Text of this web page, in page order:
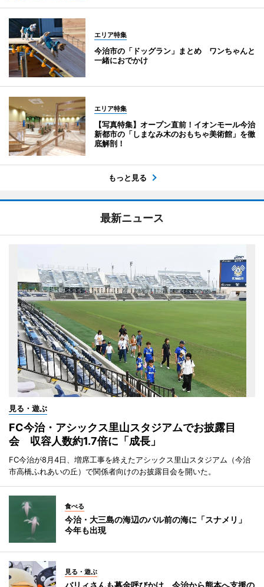
エリア特集
今治市の「ドッグラン」まとめ ワンちゃんと
一緒におでかけ
エリア特集
【写真特集】オープン直前！イオンモール今治
新都市の「しまなみ木のおもちゃ美術館」を徹
底解剖！
もっと見る
最新ニュース
見る・遊ぶ
FC今治・アシックス里山スタジアムでお披露目
会 収容人数約1.7倍に「成長」
FC今治が8月4日、増席工事を終えたアシックス里山スタジアム（今治
市高橋ふれあいの丘）で関係者向けのお披露目会を開いた。
食べる
今治・大三島の海辺のバル前の海に「スナメリ」
今年も出現
見る・遊ぶ